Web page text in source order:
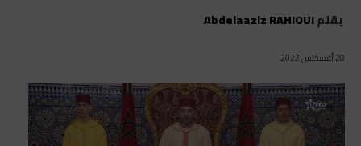
بقلمAbdelaaziz RAHIOUI
20 أغسطس 2022